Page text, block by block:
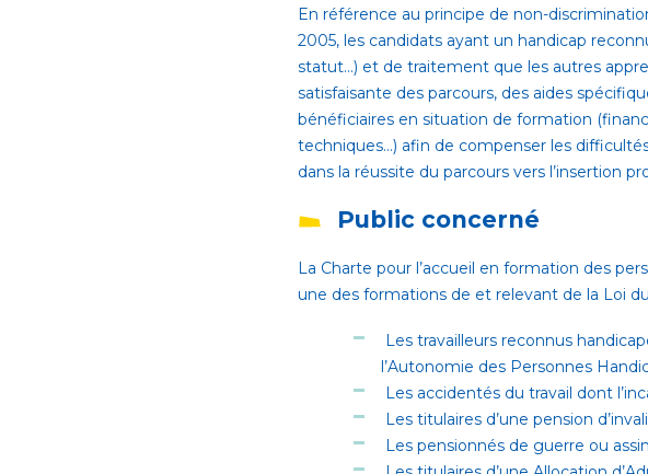
En référence au principe de non-
2005, les candidats ayant un handicap
statut…) et de traitement que les autres
satisfaisante des parcours, des aides
bénéficiaires en situation de formation
techniques…) afin de compenser les
dans la réussite du parcours vers l’insertion
Public concerné
La Charte pour l’accueil en formation des
une des formations de et relevant de la Loi du
Les travailleurs reconnus
l’Autonomie des Personnes
Les accidentés du travail dont
Les titulaires d’une pension
Les pensionnés de guerre ou